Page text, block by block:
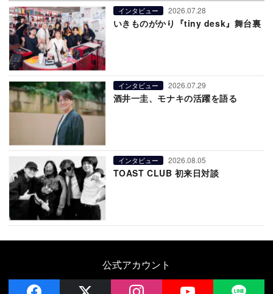
インタビュー 2026.07.28
いきものがかり『tiny desk』舞台裏
インタビュー 2026.07.29
酒井一圭、モナキの活躍を語る
インタビュー 2026.08.05
TOAST CLUB 初来日対談
公式アカウント